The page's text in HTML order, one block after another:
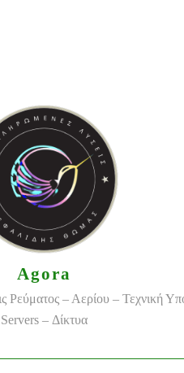
Agora
Ρεύματος – Αερίου – Τεχνική
Servers – Δίκτυα